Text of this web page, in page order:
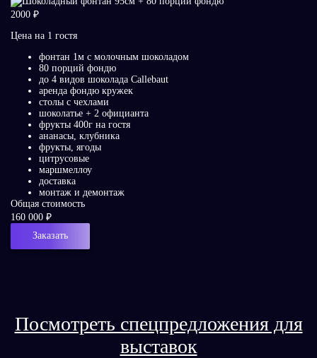
2000 ₽
Цена на 1 гостя
фонтан 1м с молочным шоколадом
80 порций фондю
до 4 видов шоколада Callebaut
аренда фондю кружек
столы с чехлами
шоколатье + 2 официанта
фрукты 400г на гостя
ананасы, клубника
фрукты, ягоды
цитрусовые
маршмеллоу
доставка
монтаж и демонтаж
Общая стоимость
160 000 ₽
Заказать
Посмотреть спецпредложения для
выставок